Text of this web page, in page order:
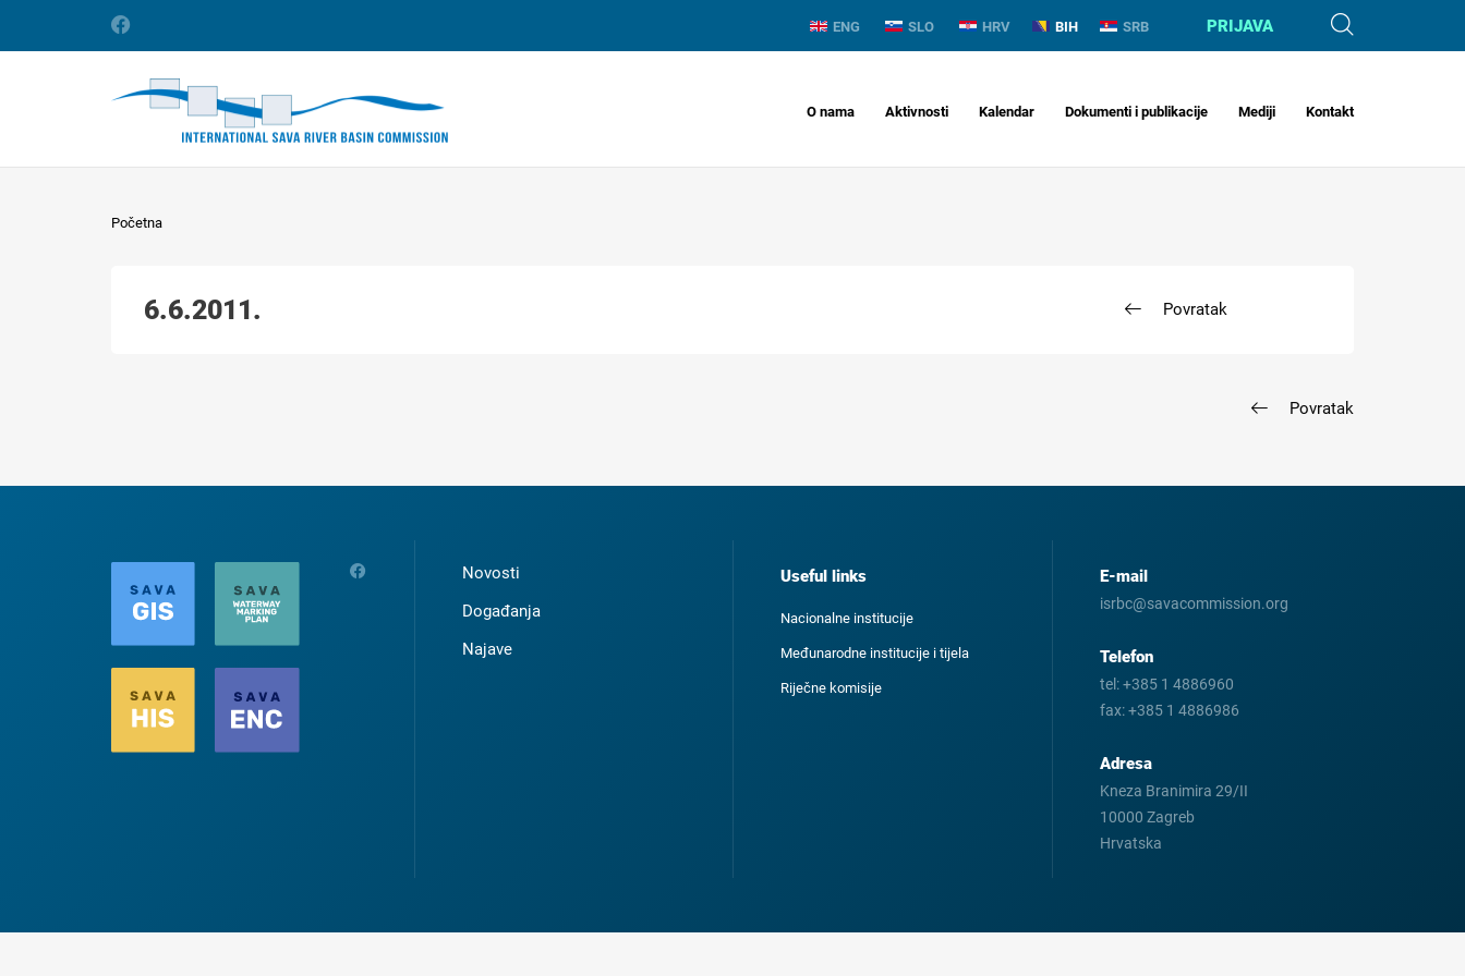
ENG SLO HRV BIH SRB PRIJAVA
O nama Aktivnosti Kalendar Dokumenti i publikacije Mediji Kontakt
Početna
6.6.2011. Povratak
Povratak
Novosti
Događanja
Najave
Useful links
Nacionalne institucije
Međunarodne institucije i tijela
Riječne komisije
E-mail
isrbc@savacommission.org
Telefon
tel:+385 1 4886960
fax:+385 1 4886986
Adresa
Kneza Branimira 29/II
10000 Zagreb
Hrvatska